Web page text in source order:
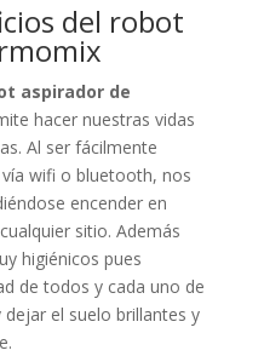
del robot
aspirador de
hacer nuestras vidas
Al ser fácilmente
wifi o bluetooth, nos
encender en
sitio. Además
higiénicos pues
de todos y cada uno de
el suelo brillantes y